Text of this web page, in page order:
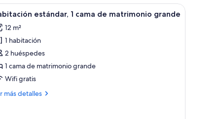
grande, un baño con lavamanos y una ventana con persianas.
Habitación de hotel con una cama grande,
1 estándar, 1 cama de matrimonio grande
12 m²
1 habitación
2 huéspedes
1 cama de matrimonio grande
Wifi gratis
más detalles